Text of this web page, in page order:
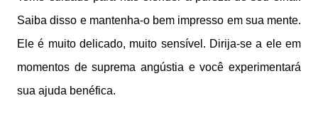
Saiba disso e mantenha-o bem impresso em sua mente.
Ele é muito delicado, muito sensível. Dirija-se a ele em
momentos de suprema angústia e você experimentará
sua ajuda benéfica.